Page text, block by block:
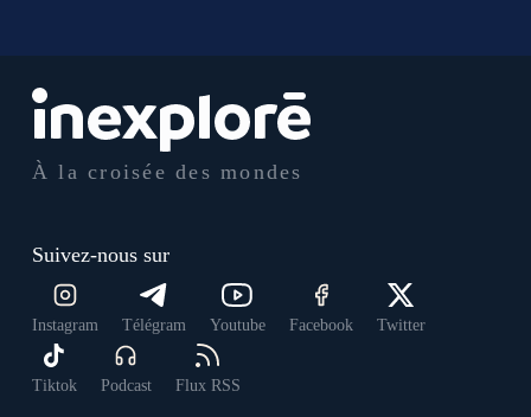
À la croisée des mondes
Suivez-nous sur
Instagram Télégram Youtube Facebook Twitter
Tiktok Podcast Flux RSS